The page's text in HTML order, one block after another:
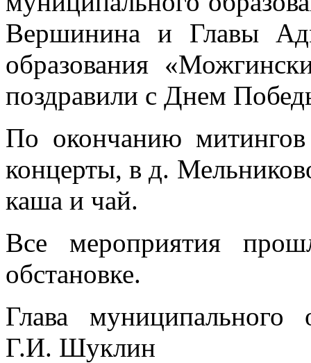
Вершинина и Главы
образования
поздравили с Днем
По окончанию
концерты, в д.
каша и чай.
Все мероприятия
обстановке.
Глава муниципального
Г.И. Шуклин